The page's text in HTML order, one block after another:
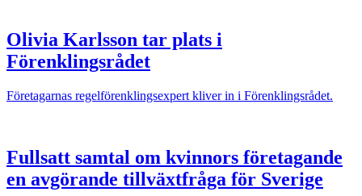
Olivia Karlsson tar plats i
Förenklingsrådet
Företagarnas regelförenklingsexpert kliver in i Förenklingsrådet.
Fullsatt samtal om kvinnors företagande
en avgörande tillväxtfråga för Sverige